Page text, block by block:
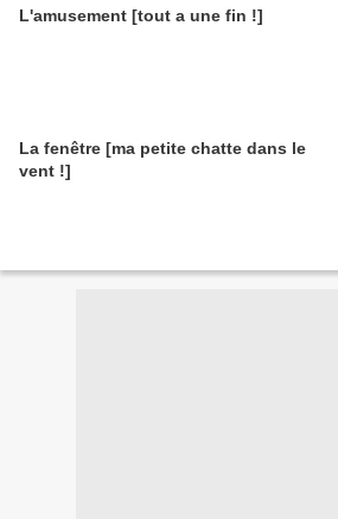
L'amusement [tout a une fin !]
La fenêtre [ma petite chatte dans le
vent !]